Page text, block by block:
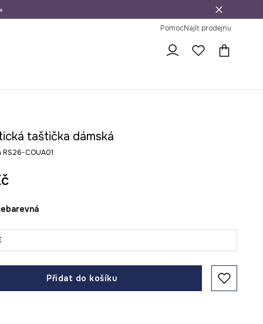
na vrácení zboží
PomocNajít prodejnu
taštička dámská
RS26-COUA01
Přidat do košíku